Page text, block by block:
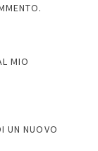
MIO
UN NUOVO